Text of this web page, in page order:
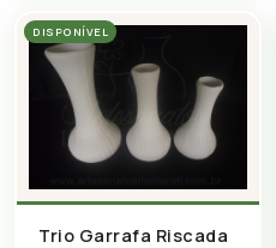
DISPONÍVEL
Trio Garrafa Riscada